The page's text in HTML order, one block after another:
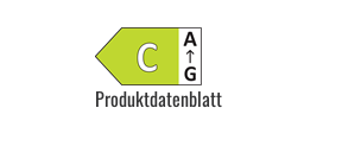
Produktdatenblatt